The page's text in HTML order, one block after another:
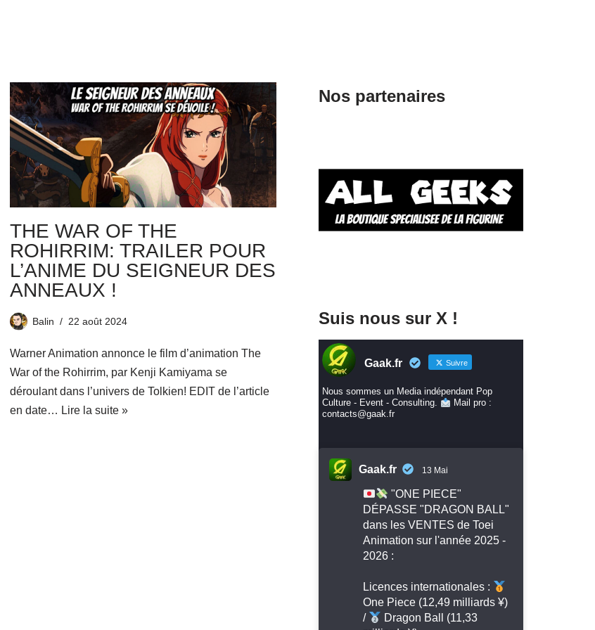
THE WAR OF THE
ROHIRRIM: TRAILER POUR
L’ANIME DU SEIGNEUR DES
ANNEAUX !
Balin 22 août 2024
Warner Animation annonce le film d’animation The
War of the Rohirrim, par Kenji Kamiyama se
déroulant dans l’univers de Tolkien! EDIT de l’article
en date… Lire la suite »
Nos partenaires
Suis nous sur X !
Gaak.fr Suivre
Nous sommes un Media indépendant Pop
Culture - Event - Consulting.
Mail pro :
contacts@gaak.fr
Gaak.fr 13 Mai
"ONE PIECE"
DÉPASSE "DRAGON BALL"
dans les VENTES de Toei
Animation sur l'année 2025 -
2026 :
Licences internationales :
One Piece (12,49 milliards ¥)
/
Dragon Ball (11,33